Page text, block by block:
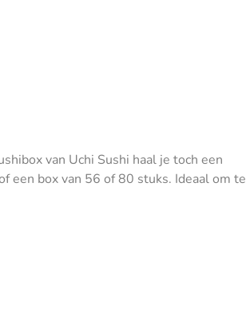
van Uchi Sushi haal je toch een
een box van 56 of 80 stuks. Ideaal om te